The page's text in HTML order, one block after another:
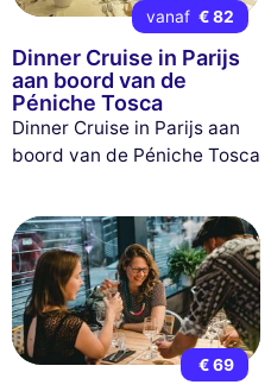
vanaf € 82
Dinner Cruise in Parijs
aan boord van de
Péniche Tosca
Dinner Cruise in Parijs aan
boord van de Péniche Tosca
€ 69